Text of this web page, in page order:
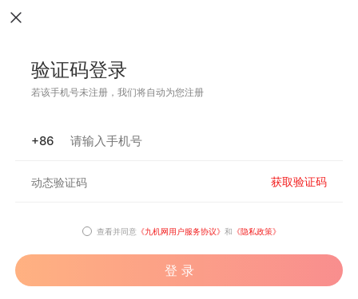
验证码登录
若该手机号未注册，我们将自动为您注册
+86
获取验证码
查看并同意 《九机网用户服务协议》 和 《隐私政策》
登 录